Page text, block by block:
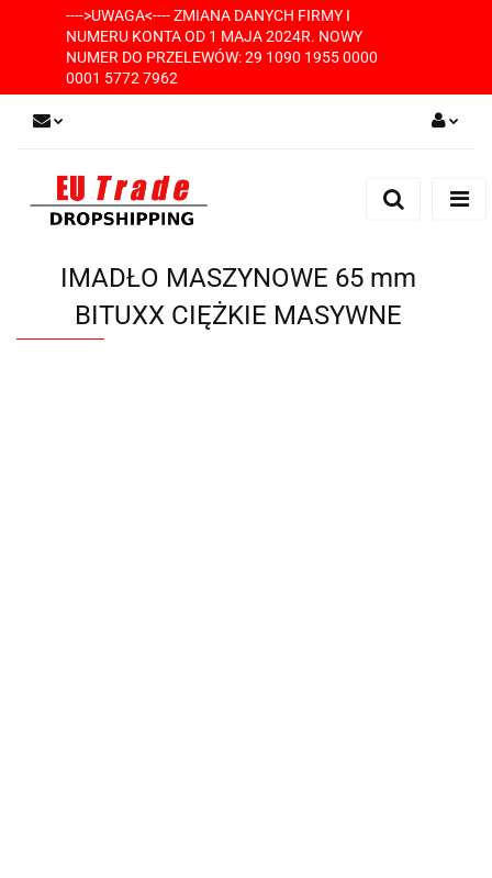
---->UWAGA<---- ZMIANA DANYCH FIRMY I
NUMERU KONTA OD 1 MAJA 2024R. NOWY
NUMER DO PRZELEWÓW: 29 1090 1955 0000
0001 5772 7962
Zarejestruj się
IMADŁO MASZYNOWE 65 mm
BITUXX CIĘŻKIE MASYWNE